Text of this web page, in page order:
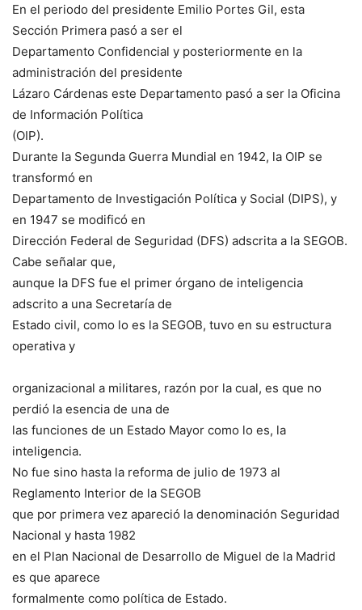
En el periodo del presidente Emilio Portes Gil, esta
Sección Primera pasó a ser el
Departamento Confidencial y posteriormente en la
administración del presidente
Lázaro Cárdenas este Departamento pasó a ser la Oficina
de Información Política
(OIP).
Durante la Segunda Guerra Mundial en 1942, la OIP se
transformó en
Departamento de Investigación Política y Social (DIPS), y
en 1947 se modificó en
Dirección Federal de Seguridad (DFS) adscrita a la SEGOB.
Cabe señalar que,
aunque la DFS fue el primer órgano de inteligencia
adscrito a una Secretaría de
Estado civil, como lo es la SEGOB, tuvo en su estructura
operativa y
organizacional a militares, razón por la cual, es que no
perdió la esencia de una de
las funciones de un Estado Mayor como lo es, la
inteligencia.
No fue sino hasta la reforma de julio de 1973 al
Reglamento Interior de la SEGOB
que por primera vez apareció la denominación Seguridad
Nacional y hasta 1982
en el Plan Nacional de Desarrollo de Miguel de la Madrid
es que aparece
formalmente como política de Estado.